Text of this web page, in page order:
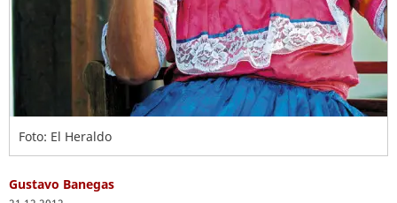
Foto: El Heraldo
Gustavo Banegas